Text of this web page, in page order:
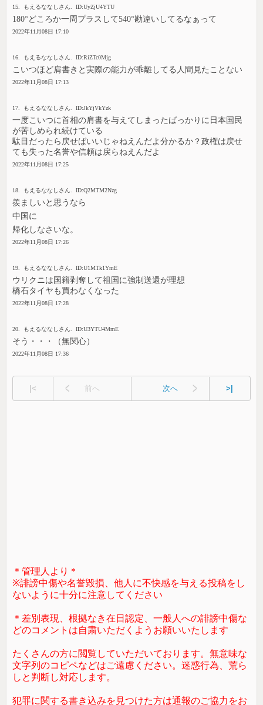
15. もえるななしさん. ID:UyZjU4YTU
180°どころか一周プラスして540°勘違いしてるなぁって
2022年11月08日 17:10
16. もえるななしさん. ID:RiZTc0Mjg
こいつほど肩書きと実際の能力が乖離してる人間見たことない
2022年11月08日 17:13
17. もえるななしさん. ID:JkYjVkYzk
一度こいつに首相の肩書を与えてしまったばっかりに日本国民
が苦しめられ続けている
駄目だったら戻せばいいじゃねえんだよ分かるか？政権は戻せ
ても失った名誉や信頼は戻らねえんだよ
2022年11月08日 17:25
18. もえるななしさん. ID:Q2MTM2Nzg
羨ましいと思うなら
中国に
帰化しなさいな。
2022年11月08日 17:26
19. もえるななしさん. ID:U1MTk1YmE
ウリクニは国籍剥奪して祖国に強制送還が理想
橋石タイヤも買わなくなった
2022年11月08日 17:28
20. もえるななしさん. ID:U3YTU4MmE
そう・・・（無関心）
2022年11月08日 17:36
|< 前へ 次へ >|
＊管理人より＊
※誹謗中傷や名誉毀損、他人に不快感を与える投稿をし
ないように十分に注意してください
＊差別表現、根拠なき在日認定、一般人への誹謗中傷な
どのコメントは自粛いただくようお願いいたします
たくさんの方に閲覧していただいております。無意味な
文字列のコピペなどはご遠慮ください。迷惑行為、荒ら
しと判断し対応します。
犯罪に関する書き込みを見つけた方は通報のご協力をお